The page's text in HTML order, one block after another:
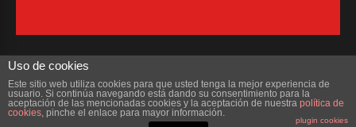
Copyright © 2023 ZonaMMORPG.com. Todos los derechos reservados
¿Quienes Somos? Colabora Contacto
Uso de cookies
Este sitio web utiliza cookies para que usted tenga la mejor experiencia de
usuario. Si continúa navegando está dando su consentimiento para la
aceptación de las mencionadas cookies y la aceptación de nuestra política de
cookies, pinche el enlace para mayor información.
plugin cookies